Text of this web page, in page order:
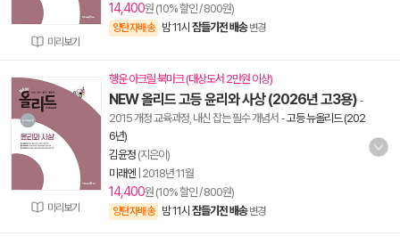
미리보기
14,400원 (10% 할인 / 800원)
양탄자배송 밤 11시 잠들기전 배송 변경
미리보기
행운 아크릴 북마크 (대상도서 2만원 이상)
NEW 올리드 고등 윤리와 사상 (2026년 고3용) -
2015 개정 교육과정, 내신 잡는 필수 개념서 -고등 뉴올리드 (202
6년)
김윤정 (지은이)
미래엔 2018년 11월
14,400원 (10% 할인 / 800원)
양탄자배송 밤 11시 잠들기전 배송 변경